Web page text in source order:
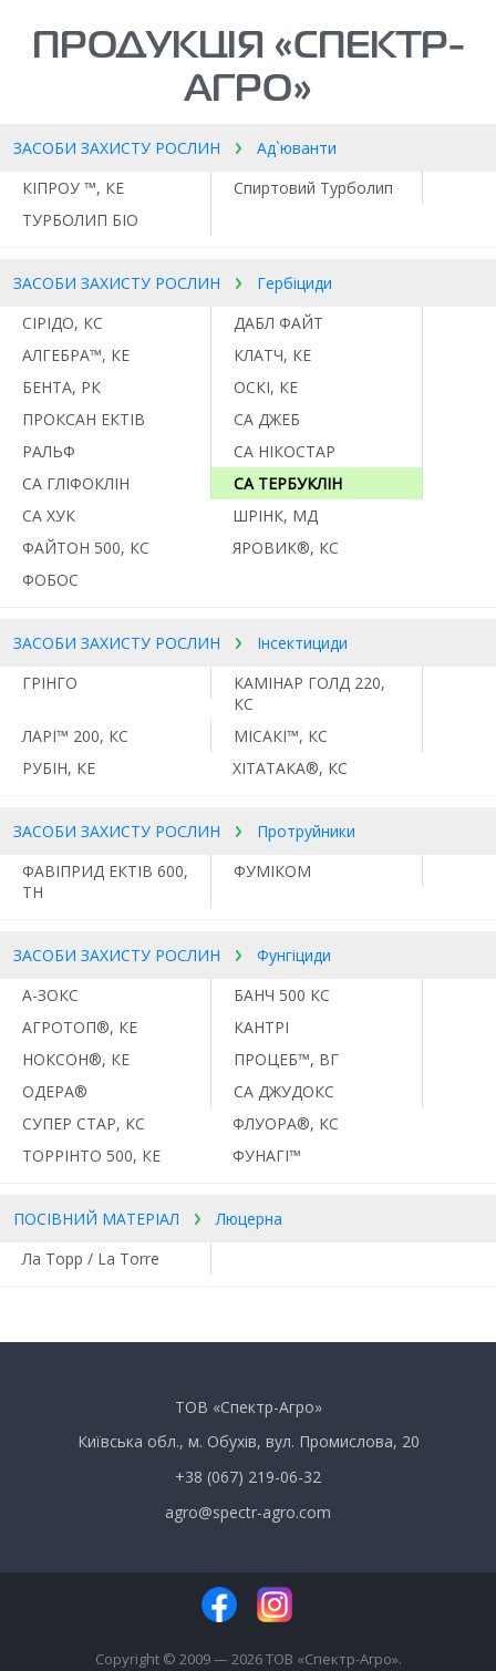
ПРОДУКЦІЯ «СПЕКТР-
АГРО»
ЗАСОБИ ЗАХИСТУ РОСЛИН
Ад`юванти
КІПРОУ ™, КЕ
Спиртовий Турболип
ТУРБОЛИП БІО
ЗАСОБИ ЗАХИСТУ РОСЛИН
Гербіциди
CІРІДО, КС
АЛГЕБРА™, КЕ
БЕНТА, РК
ДАБЛ ФАЙТ
КЛАТЧ, КЕ
ОСКІ, КЕ
ПРОКСАН ЕКТІВ
РАЛЬФ
СА ГЛІФОКЛІН
СА ДЖЕБ
СА НІКОСТАР
СА ТЕРБУКЛІН
СА ХУК
ФАЙТОН 500, КС
ФОБОС
ШРІНК, МД
ЯРОВИК®, КС
ЗАСОБИ ЗАХИСТУ РОСЛИН
Інсектициди
ГРІНГО
КАМІНАР ГОЛД 220,
КС
ЛАРІ™ 200, КС
МІСАКІ™, КС
РУБІН, КЕ
ХІТАТАКА®, КС
ЗАСОБИ ЗАХИСТУ РОСЛИН
Протруйники
ФАВІПРИД ЕКТІВ 600,
ТН
ФУМІКОМ
ЗАСОБИ ЗАХИСТУ РОСЛИН
Фунгіциди
А-ЗОКС
АГРОТОП®, КЕ
БАНЧ 500 КС
КАНТРІ
НОКСОН®, КЕ
ОДЕРА®
ПРОЦЕБ™, ВГ
СА ДЖУДОКС
СУПЕР СТАР, КС
ТОРРІНТО 500, КЕ
ФЛУОРА®, КС
ФУНАГІ™
ПОСІВНИЙ МАТЕРІАЛ
Люцерна
Ла Торр / La Torre
ТОВ «Спектр-Агро»
Київська обл., м. Обухів, вул. Промислова, 20
+38 (067) 219-06-32
agro@spectr-agro.com
Copyright © 2009 — 2026 ТОВ «Спектр-Агро».